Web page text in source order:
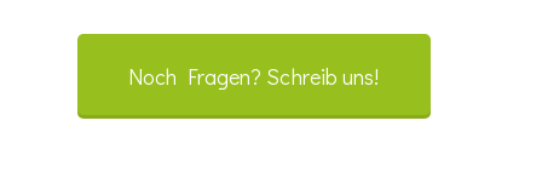
Noch Fragen? Schreib uns!